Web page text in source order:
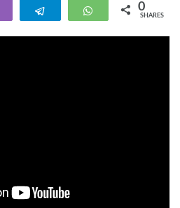
Telegram WhatsApp
0
SHARES